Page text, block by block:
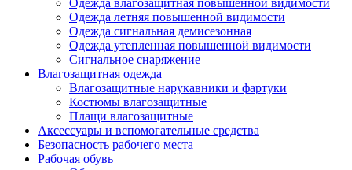
Одежда летняя повышенной видимости
Одежда сигнальная демисезонная
Одежда утепленная повышенной видимости
Сигнальное снаряжение
Влагозащитная одежда
Влагозащитные нарукавники и фартуки
Костюмы влагозащитные
Плащи влагозащитные
Аксессуары и вспомогательные средства
Безопасность рабочего места
Рабочая обувь